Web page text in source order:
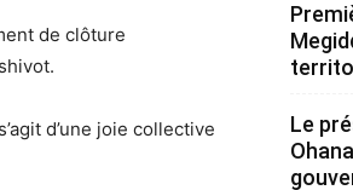
de clôture
d’une joie collective
Le